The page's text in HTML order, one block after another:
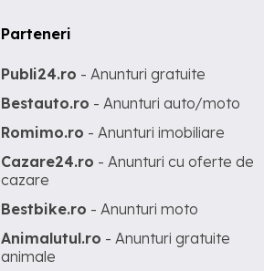
Parteneri
Publi24.ro - Anunturi gratuite
Bestauto.ro - Anunturi auto/moto
Romimo.ro - Anunturi imobiliare
Cazare24.ro - Anunturi cu oferte de
cazare
Bestbike.ro - Anunturi moto
Animalutul.ro - Anunturi gratuite
animale